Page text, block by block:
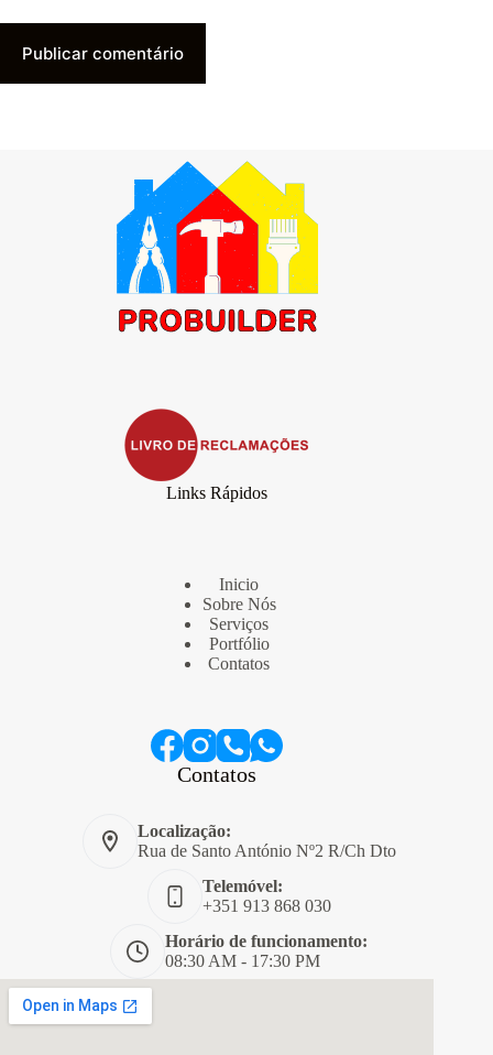
Publicar comentário
Links Rápidos
Inicio
Sobre Nós
Serviços
Portfólio
Contatos
Contatos
Localização:
Rua de Santo António Nº2 R/Ch Dto
Telemóvel:
+351 913 868 030
Horário de funcionamento:
08:30 AM - 17:30 PM